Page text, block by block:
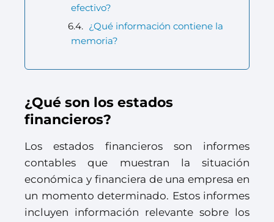
efectivo?
¿Qué información contiene la
memoria?
¿Qué son los estados
financieros?
Los estados financieros son informes
contables que muestran la situación
económica y financiera de una empresa en
un momento determinado. Estos informes
incluyen información relevante sobre los